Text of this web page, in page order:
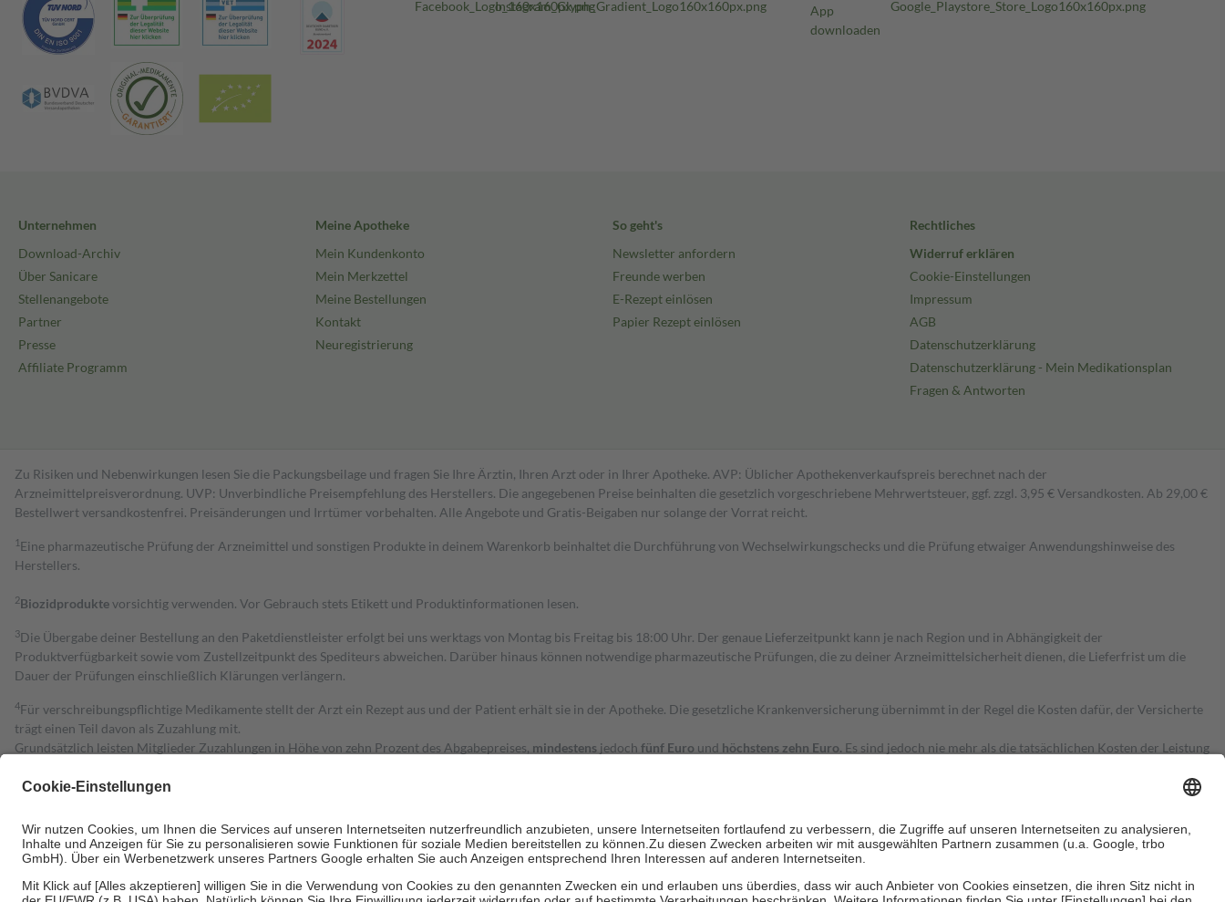
Unternehmen
Download-Archiv
Über Sanicare
Stellenangebote
Partner
Presse
Affiliate Programm
Meine Apotheke
Mein Kundenkonto
Mein Merkzettel
Meine Bestellungen
Kontakt
Neuregistrierung
So geht's
Newsletter anfordern
Freunde werben
E-Rezept einlösen
Papier Rezept einlösen
Rechtliches
Widerruf erklären
Cookie-Einstellungen
Impressum
AGB
Datenschutzerklärung
Datenschutzerklärung - Mein Medikationsplan
Fragen & Antworten
Zu Risiken und Nebenwirkungen lesen Sie die Packungsbeilage und fragen Sie Ihre Ärztin, Ihren Arzt oder in Ihrer Apotheke. AVP: Üblicher Apothekenverkaufspreis berechnet nach der
Arzneimittelpreisverordnung. UVP: Unverbindliche Preisempfehlung des Herstellers. Die angegebenen Preise beinhalten die gesetzlich vorgeschriebene Mehrwertsteuer, ggf. zzgl. 3,95 € Versandkosten. Ab 29,00 €
Bestell­wert versand­kosten­frei. Preisänderungen und Irrtümer vorbehalten. Alle Angebote und Gratis-Beigaben nur solange der Vorrat reicht.
1 Eine pharmazeutische Prüfung der Arzneimittel und sonstigen Produkte in deinem Warenkorb beinhaltet die Durchführung von Wechselwirkungschecks und die Prüfung etwaiger Anwendungshinweise des
Herstellers.
2Biozidproduktevorsichtig verwenden. Vor Gebrauch stets Etikett und Produktinformationen lesen.
3Die Übergabe deiner Bestellung an den Paketdienstleister erfolgt bei uns werktags von Montag bis Freitag bis 18:00 Uhr. Der genaue Lieferzeitpunkt kann je nach Region und in Abhängigkeit der
Produktverfügbarkeit sowie vom Zustellzeitpunkt des Spediteurs abweichen. Darüber hinaus können notwendige pharmazeutische Prüfungen, die zu deiner Arzneimittelsicherheit dienen, die Lieferfrist um die
Dauer der Prüfungen einschließlich Klärungen verlängern.
4Für verschreibungspflichtige Medikamente stellt der Arzt ein Rezept aus und der Patient erhält sie in der Apotheke. Die gesetzliche Krankenversicherung übernimmt in der Regel die Kosten dafür, der Versicherte
trägt einen Teil davon als Zuzahlung mit.
Grundsätzlich leisten Mitglieder Zuzahlungen in Höhe von zehn Prozent des Abgabepreises, mindestens jedoch fünf Euro und höchstens zehn Euro. Es sind jedoch nie mehr als die tatsächlichen Kosten der Leistung
Diese Regeln gelten grundsätzlich auch für Online-Apotheken.
Um das Engagement der Versicherten für ihre eigene Gesundheit zu stärken und die besondere Stellung der Familie zu unterstützen, fallenkeine Zuzahlungen an bei:
• Kindern und Jugendlichen bis zum vollendeten 18. Lebensjahr mit Ausnahme der Fahrkosten
• Untersuchungen zur Vorsorge und Früherkennung, die von der GKV getragen werden
• empfohlenen Schutzimpfungen